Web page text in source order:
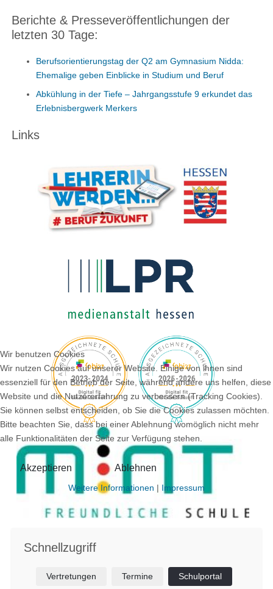
Berichte & Presseveröffentlichungen der
letzten 30 Tage:
Berufsorientierungstag der Q2 am Gymnasium Nidda:
Ehemalige geben Einblicke in Studium und Beruf
Abkühlung in der Tiefe – Jahrgangsstufe 9 erkundet das
Erlebnisbergwerk Merkers
Links
Schnellzugriff
Vertretungen Termine Schulportal
Wir benutzen Cookies
Wir nutzen Cookies auf unserer Website. Einige von ihnen sind
essenziell für den Betrieb der Seite, während andere uns helfen, diese
Website und die Nutzererfahrung zu verbessern (Tracking Cookies).
Sie können selbst entscheiden, ob Sie die Cookies zulassen möchten.
Bitte beachten Sie, dass bei einer Ablehnung womöglich nicht mehr
alle Funktionalitäten der Seite zur Verfügung stehen.
Akzeptieren Ablehnen
Weitere Informationen | Impressum